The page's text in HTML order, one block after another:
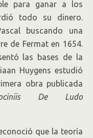
para ganar a los
todo su dinero.
buscando una
de Fermat en 1654.
las bases de la
Huygens estudió
obra publicada
De Ludo
que la teoría